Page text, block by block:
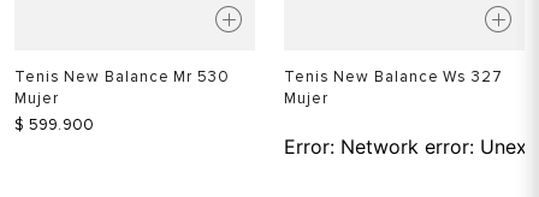
Tenis New Balance Mr 530
Mujer
$ 599.900
Tenis New Balance Ws 327
Mujer
Error: Network error: